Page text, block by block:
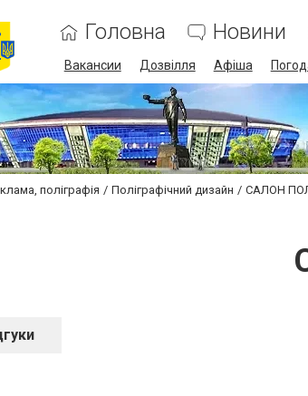
Головна Новини
Вакансии Дозвілля Афіша
поліграфія Поліграфічний дизайн САЛОН